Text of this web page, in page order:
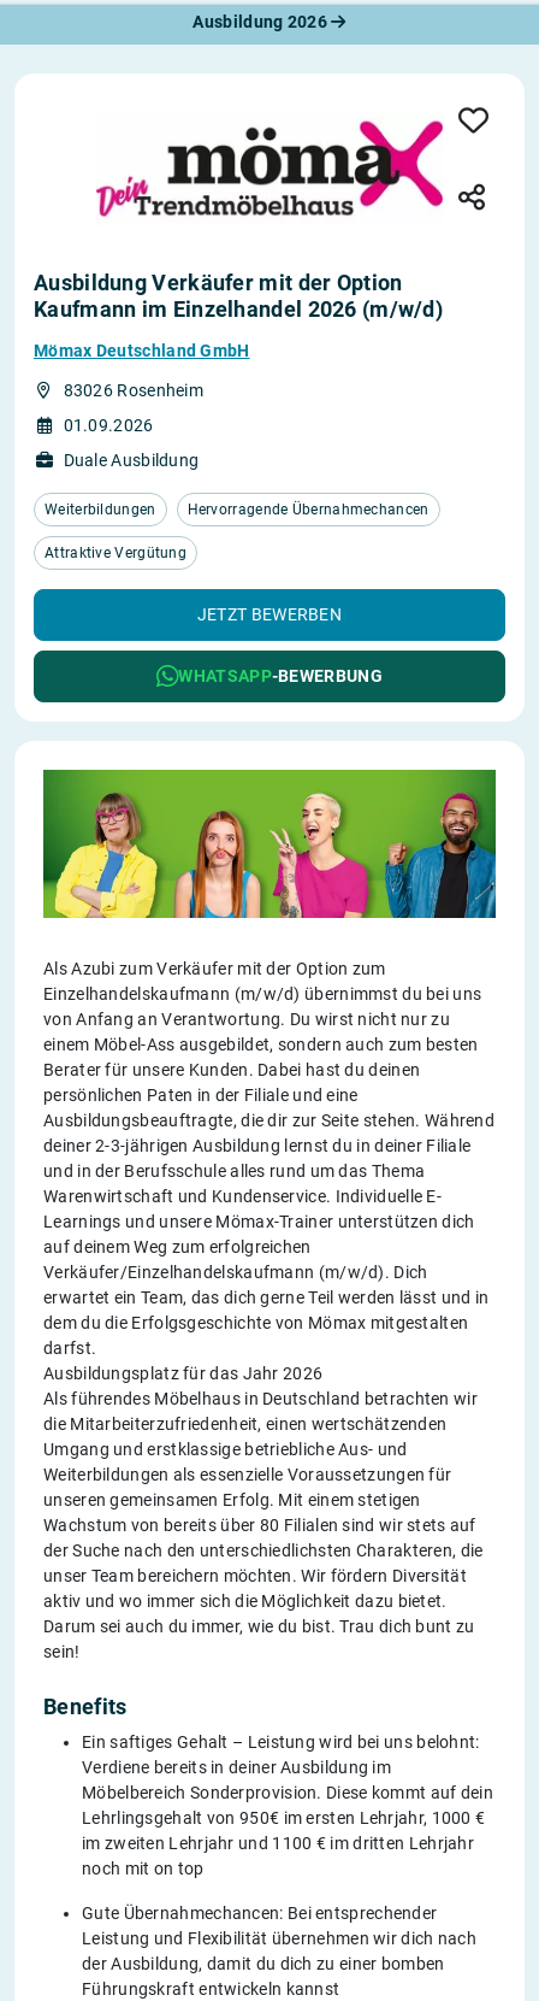
Ausbildung 2026
Ausbildung Verkäufer mit der Option
Kaufmann im Einzelhandel 2026 (m/w/d)
Mömax Deutschland GmbH
83026 Rosenheim
01.09.2026
Duale Ausbildung
Weiterbildungen Hervorragende Übernahmechancen
Attraktive Vergütung
JETZT BEWERBEN
WHATSAPP-BEWERBUNG
Als Azubi zum Verkäufer mit der Option zum
Einzelhandelskaufmann (m/w/d) übernimmst du bei uns
von Anfang an Verantwortung. Du wirst nicht nur zu
einem Möbel-Ass ausgebildet, sondern auch zum besten
Berater für unsere Kunden. Dabei hast du deinen
persönlichen Paten in der Filiale und eine
Ausbildungsbeauftragte, die dir zur Seite stehen. Während
deiner 2-3-jährigen Ausbildung lernst du in deiner Filiale
und in der Berufsschule alles rund um das Thema
Warenwirtschaft und Kundenservice. Individuelle E-
Learnings und unsere Mömax-Trainer unterstützen dich
auf deinem Weg zum erfolgreichen
Verkäufer/Einzelhandelskaufmann (m/w/d). Dich
erwartet ein Team, das dich gerne Teil werden lässt und in
dem du die Erfolgsgeschichte von Mömax mitgestalten
darfst.
Ausbildungsplatz für das Jahr 2026
Als führendes Möbelhaus in Deutschland betrachten wir
die Mitarbeiterzufriedenheit, einen wertschätzenden
Umgang und erstklassige betriebliche Aus- und
Weiterbildungen als essenzielle Voraussetzungen für
unseren gemeinsamen Erfolg. Mit einem stetigen
Wachstum von bereits über 80 Filialen sind wir stets auf
der Suche nach den unterschiedlichsten Charakteren, die
unser Team bereichern möchten. Wir fördern Diversität
aktiv und wo immer sich die Möglichkeit dazu bietet.
Darum sei auch du immer, wie du bist. Trau dich bunt zu
sein!
Benefits
Ein saftiges Gehalt – Leistung wird bei uns belohnt:
Verdiene bereits in deiner Ausbildung im
Möbelbereich Sonderprovision. Diese kommt auf dein
Lehrlingsgehalt von 950€ im ersten Lehrjahr, 1000 €
im zweiten Lehrjahr und 1100 € im dritten Lehrjahr
noch mit on top
Gute Übernahmechancen: Bei entsprechender
Leistung und Flexibilität übernehmen wir dich nach
der Ausbildung, damit du dich zu einer bomben
Führungskraft entwickeln kannst